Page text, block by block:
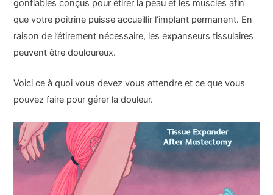
gonflables conçus pour étirer la peau et les muscles afin
que votre poitrine puisse accueillir l’implant permanent. En
raison de l’étirement nécessaire, les expanseurs tissulaires
peuvent être douloureux.
Voici ce à quoi vous devez vous attendre et ce que vous
pouvez faire pour gérer la douleur.